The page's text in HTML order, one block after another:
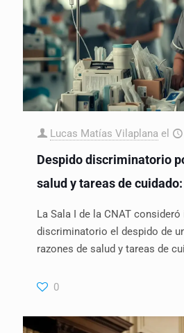
Lucas Matías Vilaplana el
Despido discriminatorio
salud y tareas de
La Sala I de la CNAT
discriminatorio el despido de
razones de salud y tareas de
0